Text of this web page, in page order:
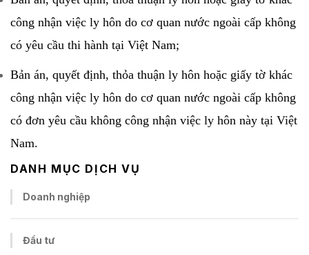
DANH MỤC DỊCH VỤ
Doanh nghiệp
Đầu tư
công nhận việc ly hôn do cơ quan nước ngoài cấp không
có yêu cầu thi hành tại Việt Nam;
Bản án, quyết định, thỏa thuận ly hôn hoặc giấy tờ khác
công nhận việc ly hôn do cơ quan nước ngoài cấp không
có đơn yêu cầu không công nhận việc ly hôn này tại Việt
Nam.